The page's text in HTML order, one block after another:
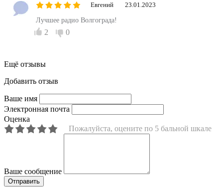
Евгений 23.01.2023
Лучшее радио Волгограда!
2 0
Ещё отзывы
Добавить отзыв
Ваше имя
Электронная почта
Оценка
Пожалуйста, оцените по 5 бальной шкале
Ваше сообщение